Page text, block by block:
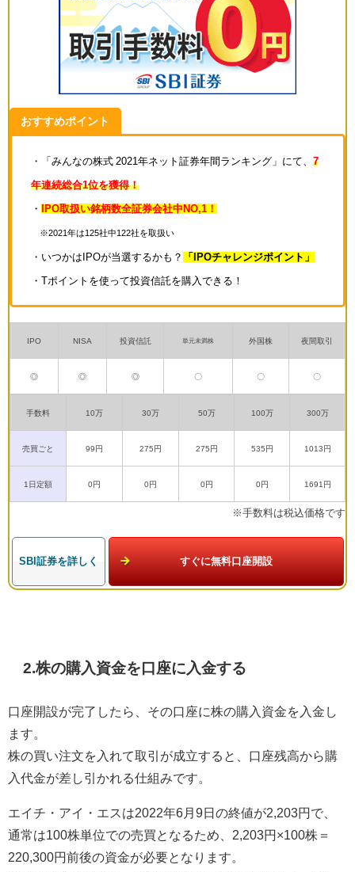
おすすめポイント
・「みんなの株式 2021年ネット証券年間ランキング」にて、 7
年連続総合1位を獲得！
・ IPO取扱い銘柄数全証券会社中NO,1！
※2021年は125社中122社を取扱い
・いつかはIPOが当選するかも？ 「IPOチャレンジポイント」
・Tポイントを使って投資信託を購入できる！
IPO NISA 投資信託 単元未満株 外国株 夜間取引
◎ ◎ ◎ 〇 〇 〇
手数料 10万 30万 50万 100万 300万
売買ごと 99円 275円 275円 535円 1013円
1日定額 0円 0円 0円 0円 1691円
※手数料は税込価格です
SBI証券を詳しく すぐに無料口座開設
2.株の購入資金を口座に入金する
口座開設が完了したら、その口座に株の購入資金を入金し
ます。
株の買い注文を入れて取引が成立すると、口座残高から購
入代金が差し引かれる仕組みです。
エイチ・アイ・エスは2022年6月9日の終値が2,203円で、
通常は100株単位での売買となるため、2,203円×100株＝
220,300円前後の資金が必要となります。